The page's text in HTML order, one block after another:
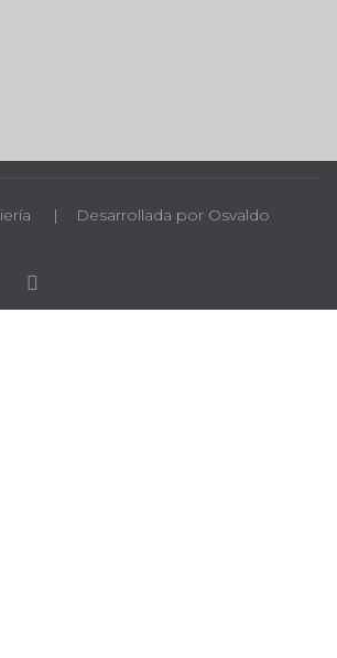
| Desarrollada por Osvaldo